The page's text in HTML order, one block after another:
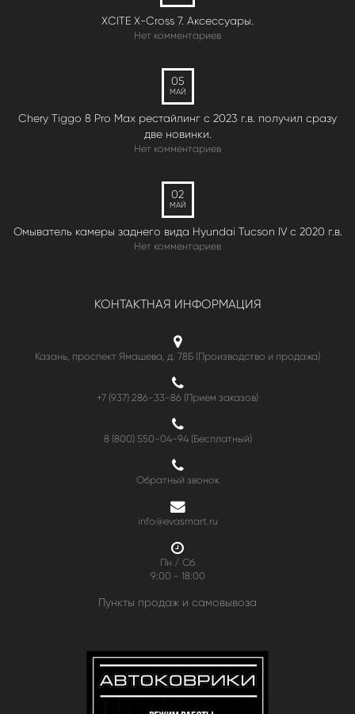
XCITE X-Cross 7. Аксессуары.
Нет комментариев
05
МАЙ
Chery Tiggo 8 Pro Max рестайлинг с 2023 г.в. получил сразу
две новинки.
Нет комментариев
02
МАЙ
Омыватель камеры заднего вида Hyundai Tucson IV c 2020 г.в.
Нет комментариев
КОНТАКТНАЯ ИНФОРМАЦИЯ
Казань, проспект Ямашева, д. 78Б (Производство и продажа)
+7 (937) 286-33-86 (Прием заказов)
8 (800) 550-04-94(Бесплатный)
Обратный звонок
info@evasmart.ru
Пн / Сб
9:00 - 18:00
Пункты продаж и самовывоза